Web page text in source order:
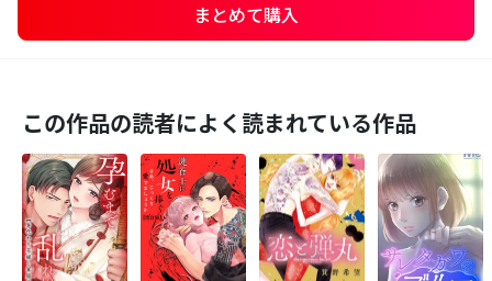
まとめて購入
この作品の読者によく読まれている作品